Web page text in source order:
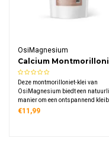
OsiMagnesium
Calcium
Clay Bath
Deze montmorilloniet-klei van
OsiMagnesium biedt een
manier om een ontspannend
te nemen of een verzorgend masker
€11,99